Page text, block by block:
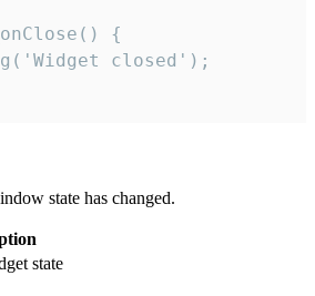
{
closed');
state has changed.
state